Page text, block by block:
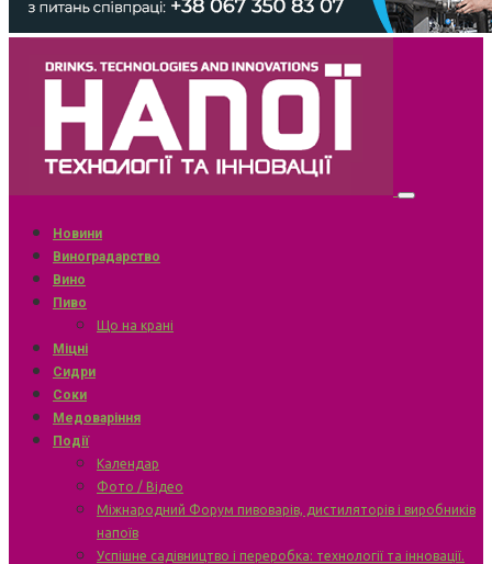
Новини
Виноградарство
Вино
Пиво
Що на крані
Міцні
Сидри
Соки
Медоваріння
Події
Календар
Фото / Відео
Міжнародний Форум пивоварів, дистиляторів і виробників
напоїв
Успішне садівництво і переробка: технології та інновації.